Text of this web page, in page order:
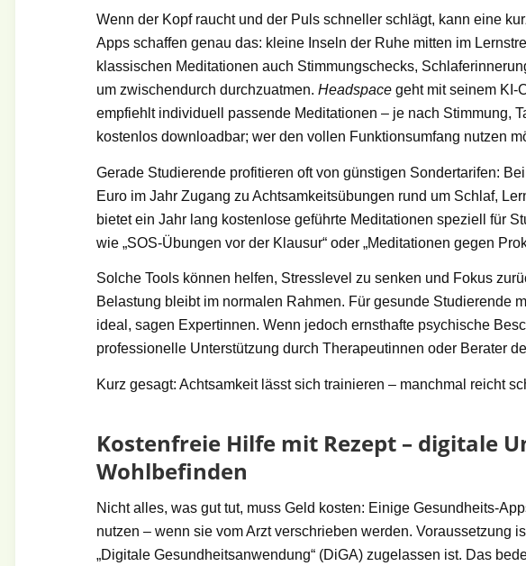
Wenn der Kopf raucht und der Puls schneller schlägt, kann eine
Apps schaffen genau das: kleine Inseln der Ruhe mitten im
klassischen Meditationen auch Stimmungschecks,
um zwischendurch durchzuatmen. Headspace geht mit seinem KI-
empfiehlt individuell passende Meditationen – je nach Stimmung,
kostenlos downloadbar; wer den vollen Funktionsumfang nutzen
Gerade Studierende profitieren oft von günstigen Sondertarifen: Bei
Euro im Jahr Zugang zu Achtsamkeitsübungen rund um Schlaf,
bietet ein Jahr lang kostenlose geführte Meditationen speziell für
wie „SOS-Übungen vor der Klausur“ oder „Meditationen gegen
Solche Tools können helfen, Stresslevel zu senken und Fokus
Belastung bleibt im normalen Rahmen. Für gesunde Studierende
ideal, sagen Expertinnen. Wenn jedoch ernsthafte psychische
professionelle Unterstützung durch Therapeutinnen oder Berater
Kurz gesagt: Achtsamkeit lässt sich trainieren – manchmal reicht
Kostenfreie Hilfe mit Rezept – digitale
Wohlbefinden
Nicht alles, was gut tut, muss Geld kosten: Einige Gesundheits-
nutzen – wenn sie vom Arzt verschrieben werden. Voraussetzung
„Digitale Gesundheitsanwendung“ (DiGA) zugelassen ist. Das